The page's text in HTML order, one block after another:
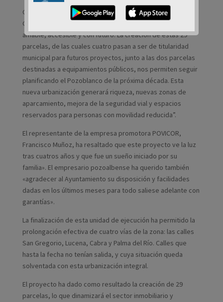
Cabello ha añadido además que “desde el equipo de
Gobierno seguimos apostando por un modelo de ciudad
amable, accesible y con futuro. La creación de estas 29
parcelas, de las cuales cuatro pasan a ser de titularidad
municipal para futuros proyectos, junto a las dos parcelas
destinadas a equipamientos públicos, nos permiten seguir
planificando el Pozoblanco de la próxima década. Esta
nueva urbanización generará riqueza, nuevas zonas de
aparcamiento, mejora de la seguridad vial y espacios
reservados para personas con movilidad reducida”.
El representante de la empresa promotora POVICOR,
Francisco Muñoz, ha resaltado que este proyecto ve la luz
tras cuatros años y que fue un sueño iniciado por su
familia». El empresario pozoalbense ha querido también
«agradecer al Ayuntamiento su disposición y facilidades
dadas en los últimos meses para todo saliese adelante con
garantías».
La finalización de esta unidad de ejecución ha permitido la
prolongación efectiva de cuatro vías de la zona: las calles
San Gregorio, Lucena, Cabra y Palma del Río. Calles que
hasta la fecha no tenían salida, y cuya situación queda
solventada con esta urbanización integral.
El proyecto ha dado como resultado la creación de 29
parcelas, lo que dinamizará el sector inmobiliario y